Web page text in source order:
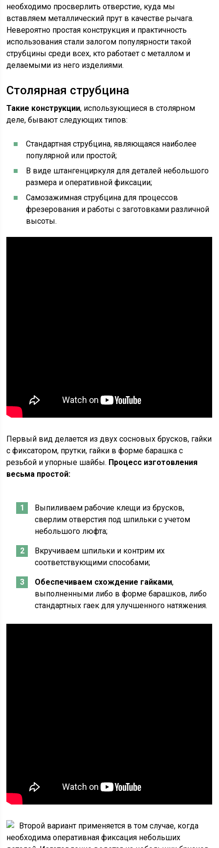
необходимо просверлить отверстие, куда мы
вставляем металлический прут в качестве рычага.
Невероятно простая конструкция и практичность
использования стали залогом популярности такой
струбцины среди всех, кто работает с металлом и
делаемыми из него изделиями.
Столярная струбцина
Такие конструкции, использующиеся в столярном
деле, бывают следующих типов:
Стандартная струбцина, являющаяся наиболее
популярной или простой;
В виде штангенциркуля для деталей небольшого
размера и оперативной фиксации;
Самозажимная струбцина для процессов
фрезерования и работы с заготовками различной
высоты.
Первый вид делается из двух сосновых брусков, гайки
с фиксатором, прутки, гайки в форме барашка с
резьбой и упорные шайбы. Процесс изготовления
весьма простой:
Выпиливаем рабочие клещи из брусков,
сверлим отверстия под шпильки с учетом
небольшого люфта;
Вкручиваем шпильки и контрим их
соответствующими способами;
Обеспечиваем схождение гайками,
выполненными либо в форме барашков, либо
стандартных гаек для улучшенного натяжения.
Второй вариант применяется в том случае, когда
необходима оперативная фиксация небольших